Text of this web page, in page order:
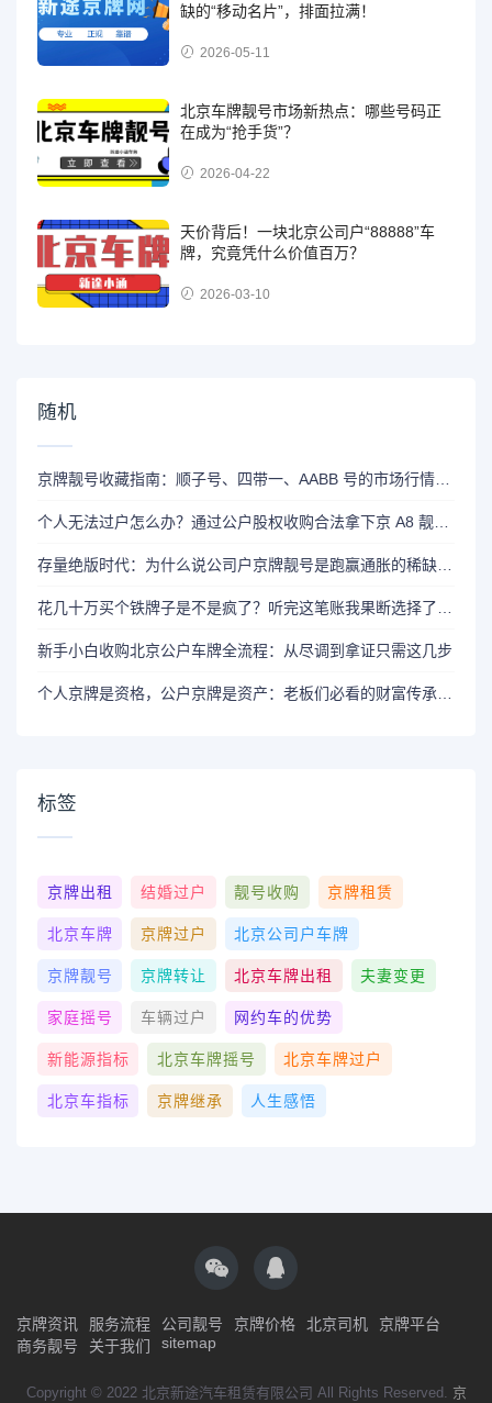
缺的“移动名片”，排面拉满！
2026-05-11
北京车牌靓号市场新热点：哪些号码正
在成为“抢手货”？
2026-04-22
天价背后！一块北京公司户“88888”车
牌，究竟凭什么价值百万？
2026-03-10
随机
京牌靓号收藏指南：顺子号、四带一、AABB 号的市场行情与寓意
个人无法过户怎么办？通过公户股权收购合法拿下京 A8 靓号全攻略
存量绝版时代：为什么说公司户京牌靓号是跑赢通胀的稀缺资源
花几十万买个铁牌子是不是疯了？听完这笔账我果断选择了公户收购
新手小白收购北京公户车牌全流程：从尽调到拿证只需这几步
个人京牌是资格，公户京牌是资产：老板们必看的财富传承逻辑
标签
京牌出租 结婚过户 靓号收购 京牌租赁
北京车牌 京牌过户 北京公司户车牌
京牌靓号 京牌转让 北京车牌出租 夫妻变更
家庭摇号 车辆过户 网约车的优势
新能源指标 北京车牌摇号 北京车牌过户
北京车指标 京牌继承 人生感悟
京牌资讯 服务流程 公司靓号 京牌价格 北京司机
京牌平台
商务靓号
关于我们 sitemap
Copyright © 2022 北京新途汽车租赁有限公司 All Rights Reserved. 京